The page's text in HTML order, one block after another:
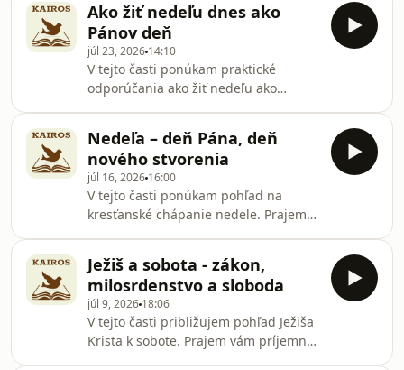
acast.com/privacy for more
information.
Ako žiť nedeľu dnes ako
Pánov deň
júl 23, 2026 14:10
V tejto časti ponúkam praktické
odporúčania ako žiť nedeľu ako
Acast. See acast.com/privacy for more
information.
Nedeľa – deň Pána, deň
nového stvorenia
júl 16, 2026 16:00
V tejto časti ponúkam pohľad na
kresťanské chápanie nedele. Prajem
information.
Ježiš a sobota - zákon,
milosrdenstvo a sloboda
júl 9, 2026 18:06
V tejto časti približujem pohľad Ježiša
Krista k sobote. Prajem vám príjemné